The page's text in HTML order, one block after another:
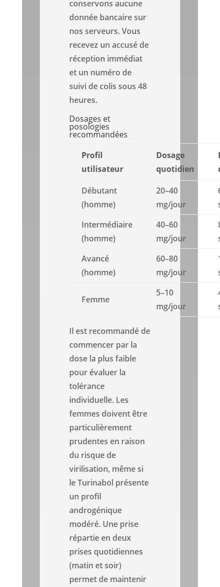
conservons aucune
donnée bancaire sur
nos serveurs. Vous
recevez un accusé de
réception immédiat
et un numéro de
suivi de colis sous 48
heures.
Dosages et
posologies
recommandées
Profil
utilisateur
Dosage
quotidien
Débutant
(homme)
20–40
mg/jour
Intermédiaire
(homme)
40–60
mg/jour
Avancé
(homme)
60–80
mg/jour
Femme
5–10
mg/jour
Il est recommandé de
commencer par la
dose la plus faible
pour évaluer la
tolérance
individuelle. Les
femmes doivent être
particulièrement
prudentes en raison
du risque de
virilisation, même si
le Turinabol présente
un profil
androgénique
modéré. Une prise
répartie en deux
prises quotidiennes
(matin et soir)
permet de maintenir